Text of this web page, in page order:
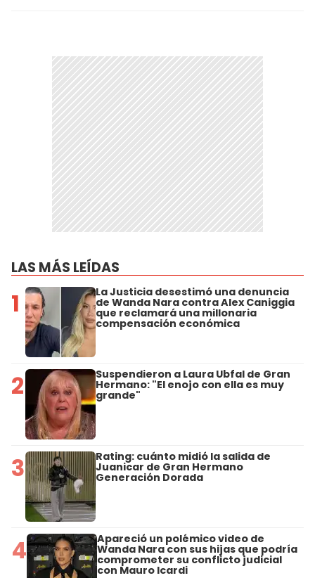
LAS MÁS LEÍDAS
1 La Justicia desestimó una denuncia
de Wanda Nara contra Alex Caniggia
que reclamará una millonaria
compensación económica
2 Suspendieron a Laura Ubfal de Gran
Hermano: "El enojo con ella es muy
grande"
3 Rating: cuánto midió la salida de
Juanicar de Gran Hermano
Generación Dorada
4 Apareció un polémico video de
Wanda Nara con sus hijas que podría
comprometer su conflicto judicial
con Mauro Icardi